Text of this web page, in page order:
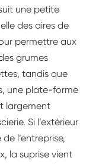
une petite
des aires de
permettre aux
grumes
tandis que
une plate-forme
largement
Si l’extérieur
l’entreprise,
la suprise vient